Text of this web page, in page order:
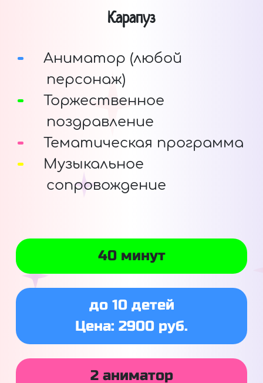
Карапуз
Аниматор (любой
персонаж)
Торжественное
поздравление
Тематическая программа
Музыкальное
сопровождение
40 минут
до 10 детей
Цена: 2900 руб.
2 аниматор